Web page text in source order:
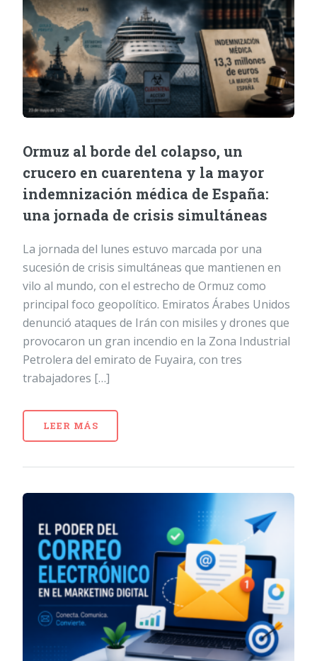
Ormuz al borde del colapso, un
crucero en cuarentena y la mayor
indemnización médica de España:
una jornada de crisis simultáneas
La jornada del lunes estuvo marcada por una
sucesión de crisis simultáneas que mantienen en
vilo al mundo, con el estrecho de Ormuz como
principal foco geopolítico. Emiratos Árabes Unidos
denunció ataques de Irán con misiles y drones que
provocaron un gran incendio en la Zona Industrial
Petrolera del emirato de Fuyaira, con tres
trabajadores […]
LEER MÁS